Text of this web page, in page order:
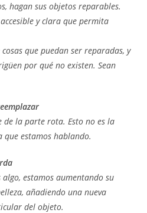
hagan sus objetos reparables.
y clara que permita
que puedan ser reparadas, y
por qué no existen. Sean
de la parte rota. Esto no es la
que estamos hablando.
algo, estamos aumentando su
añadiendo una nueva
del objeto.